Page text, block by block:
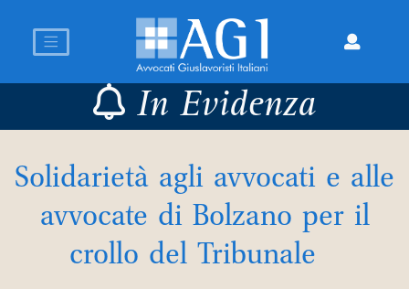
In Evidenza
Solidarietà agli avvocati e alle
avvocate di Bolzano per il
crollo del Tribunale